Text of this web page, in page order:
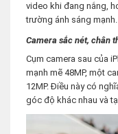
video khi đang nắng,
trường ánh sáng mạnh.
Camera sắc nét, chân
Cụm camera sau của
mạnh mẽ 48MP, một
12MP. Điều này có
góc độ khác nhau và